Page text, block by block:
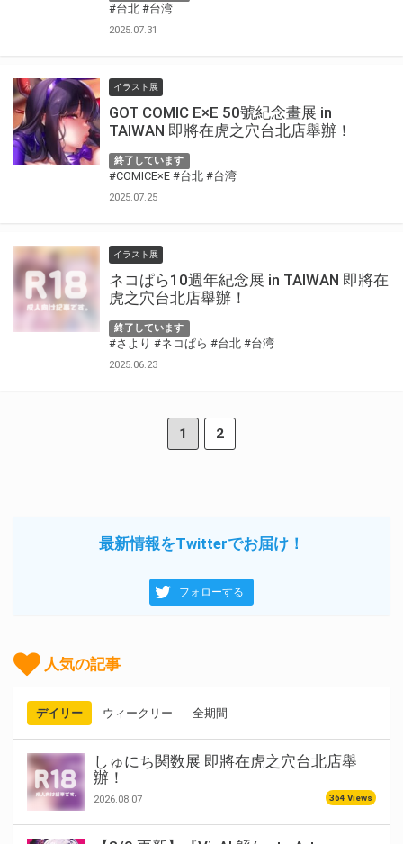
#台北 #台湾
2025.07.31
イラスト展
GOT COMIC E×E 50號紀念畫展 in
TAIWAN 即將在虎之穴台北店舉辦！
終了しています
#COMICE×E #台北 #台湾
2025.07.25
イラスト展
ネコぱら10週年紀念展 in TAIWAN 即將在
虎之穴台北店舉辦！
終了しています
#さより #ネコぱら #台北 #台湾
2025.06.23
1 2
最新情報をTwitterでお届け！
フォローする
人気の記事
デイリー ウィークリー 全期間
しゅにち関数展 即將在虎之穴台北店舉
辦！
2026.08.07 364 Views